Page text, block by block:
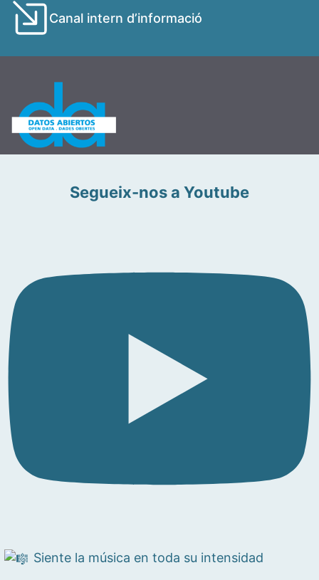
Canal intern d’informació
Segueix-nos a Youtube
Siente la música en toda su intensidad